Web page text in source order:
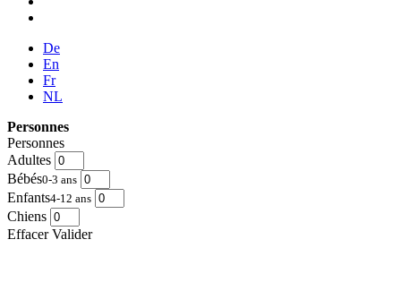
De
En
Fr
NL
Personnes
Personnes
Adultes
Bébés0-3 ans
Enfants4-12 ans
Chiens
Effacer Valider